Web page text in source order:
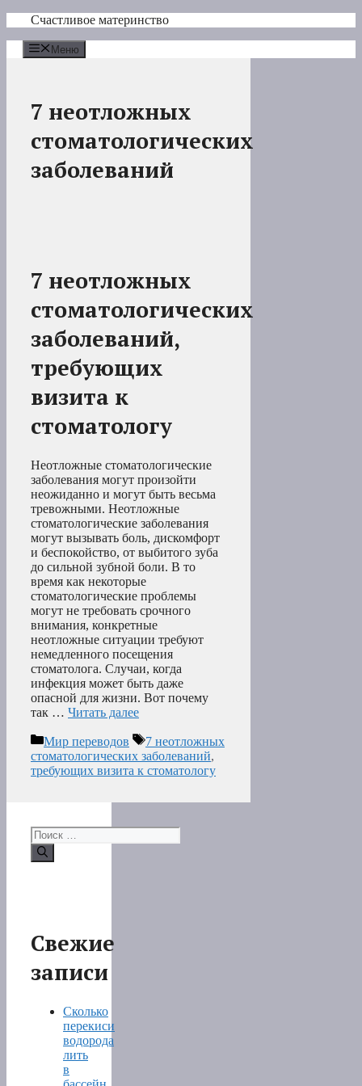
Перейти
содержимому
Счастливое материнство
Меню
7 неотложных
стоматологических
заболеваний
7 неотложных
стоматологических
заболеваний,
требующих
визита к
стоматологу
Неотложные стоматологические
заболевания могут произойти
неожиданно и могут быть весьма
тревожными. Неотложные
стоматологические заболевания
могут вызывать боль, дискомфорт
и беспокойство, от выбитого зуба
до сильной зубной боли. В то
время как некоторые
стоматологические проблемы
могут не требовать срочного
внимания, конкретные
неотложные ситуации требуют
немедленного посещения
стоматолога. Случаи, когда
инфекция может быть даже
опасной для жизни. Вот почему
так … Читать далее
Рубрики
Мир переводов Метки
7 неотложных
стоматологических заболеваний,
требующих визита к стоматологу
Поиск:
Свежие
записи
Сколько
перекиси
водорода
лить
в